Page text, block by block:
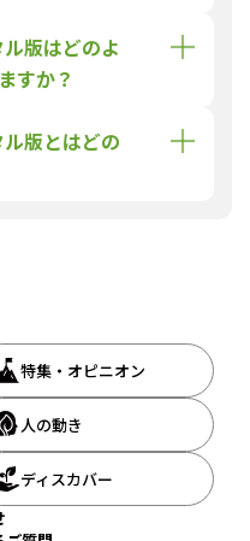
版はどのよ
すか？
ル版とはどの
特集・オピニオン
人の動き
ディスカバー